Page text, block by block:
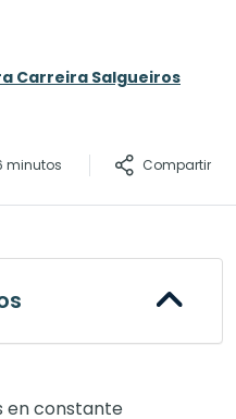
Carreira Salgueiros
minutos Compartir
en constante